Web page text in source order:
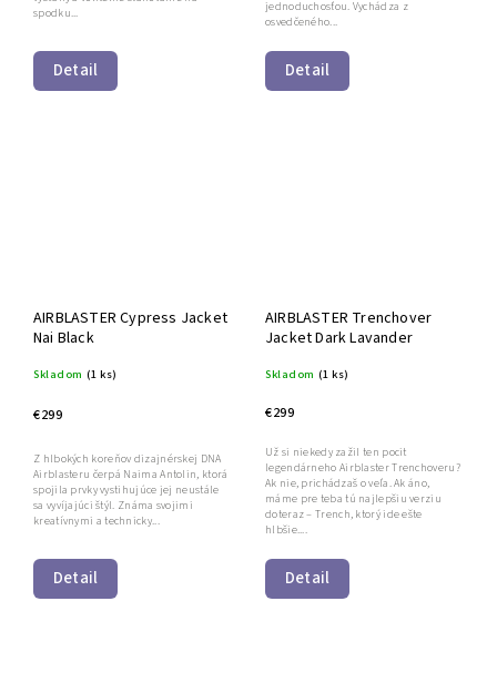
Detail
spodku...
Detail
jednoduchosťou. Vychádza z
osvedčeného...
AIRBLASTER Cypress Jacket
Nai Black
Skladom (1 ks)
€299
Detail
Z hlbokých koreňov dizajnérskej DNA
Airblasteru čerpá Naima Antolin, ktorá
spojila prvky vystihujúce jej neustále
sa vyvíjajúci štýl. Známa svojimi
kreatívnymi a technicky...
AIRBLASTER Trenchover
Jacket Dark Lavander
Skladom (1 ks)
€299
Detail
Už si niekedy zažil ten pocit
legendárneho Airblaster Trenchoveru?
Ak nie, prichádzaš o veľa. Ak áno,
máme pre teba tú najlepšiu verziu
doteraz – Trench, ktorý ide ešte
hlbšie....